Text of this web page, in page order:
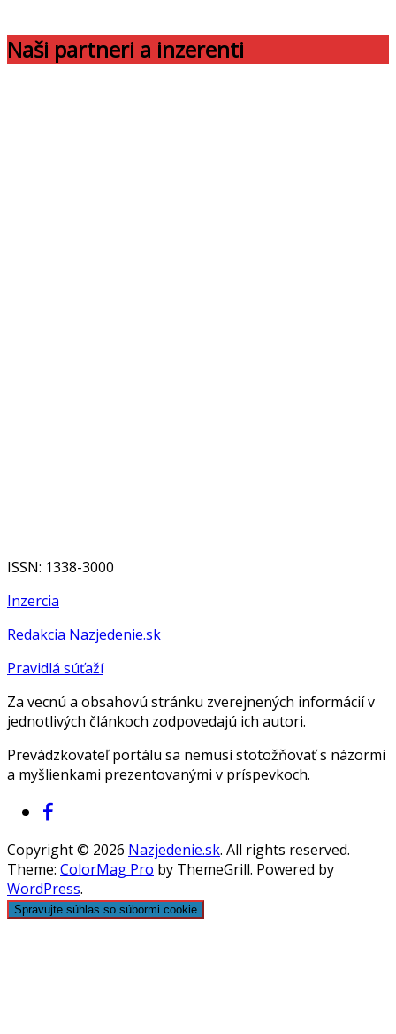
Naši partneri a inzerenti
ISSN: 1338-3000
Inzercia
Redakcia Nazjedenie.sk
Pravidlá súťaží
Za vecnú a obsahovú stránku zverejnených informácií v
jednotlivých článkoch zodpovedajú ich autori.
Prevádzkovateľ portálu sa nemusí stotožňovať s názormi
a myšlienkami prezentovanými v príspevkoch.
Copyright © 2026 Nazjedenie.sk. All rights reserved.
Theme: ColorMag Pro by ThemeGrill. Powered by
WordPress.
Spravujte súhlas so súbormi cookie